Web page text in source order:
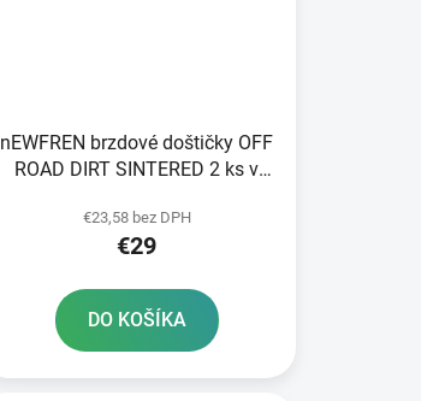
nEWFREN brzdové doštičky OFF
ROAD DIRT SINTERED 2 ks v
€23,58 bez DPH
€29
DO KOŠÍKA